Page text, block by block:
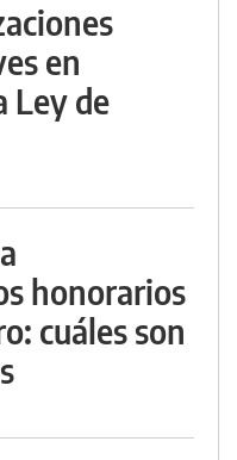
en
Ley de
honorarios
cuáles son